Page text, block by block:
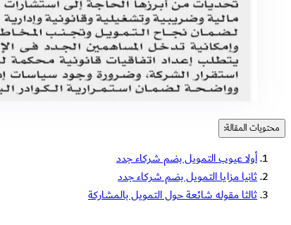
محتويات المقالة:
أولا عيوب التمويل بضم شركاء جدد
ثانيا مزايا التمويل بضم شركاء جدد
ثالثا مقوله شائعة حول التمويل بالمشاركة